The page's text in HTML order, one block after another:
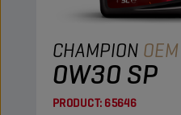
CHAMPION
0W30 SP
PRODUCT: 65646